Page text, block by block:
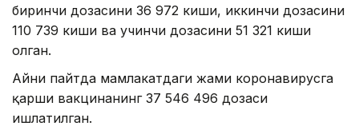
биринчи дозасини 36 972 киши, иккинчи дозасини
110 739 киши ва учинчи дозасини 51 321 киши
олган.
Айни пайтда мамлакатдаги жами коронавирусга
қарши вакцинанинг 37 546 496 дозаси
ишлатилган.